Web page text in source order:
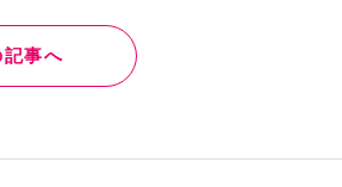
記事へ